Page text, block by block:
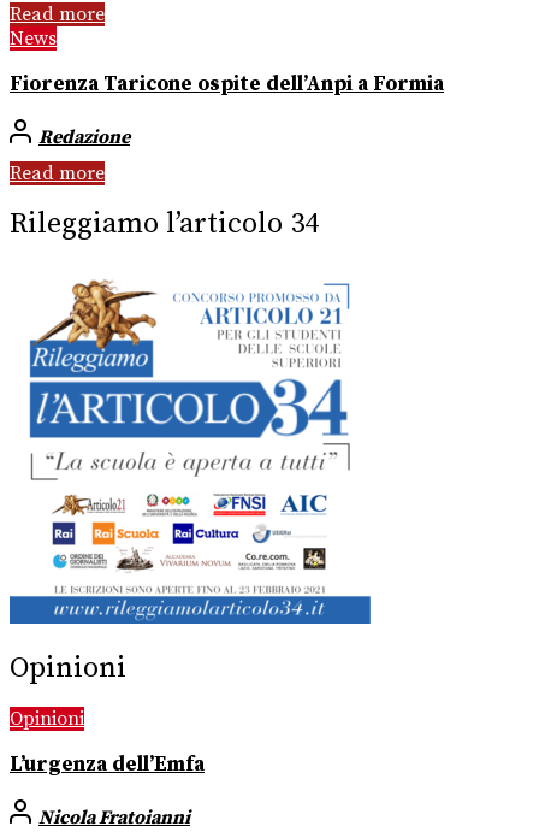
Read more
News
Fiorenza Taricone ospite dell’Anpi a Formia
Redazione
Read more
Rileggiamo l’articolo 34
Opinioni
Opinioni
L’urgenza dell’Emfa
Nicola Fratoianni